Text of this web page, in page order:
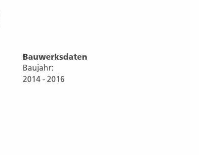
Bauwerksdaten
Baujahr:
2014 - 2016